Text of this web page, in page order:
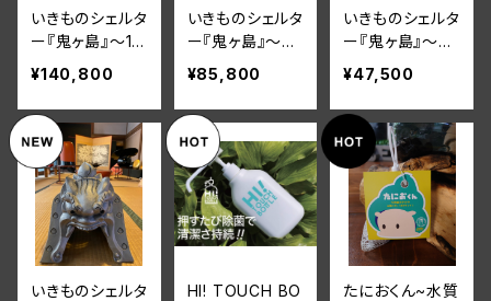
いきものシェルタ
ー『鬼ヶ島』～10
号サイズ編
¥140,800
いきものシェルタ
ー『鬼ヶ島』～８
号サイズ編
¥85,800
いきものシェルタ
ー『鬼ヶ島』～５
号サイズ編
¥47,500
いきものシェルタ
HI! TOUCH BO
たにおくん~水質